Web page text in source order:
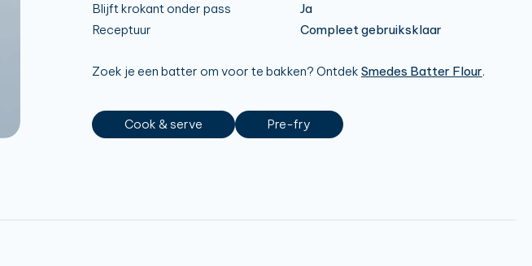
Blijft krokant onder pass
Ja
Receptuur
Compleet gebruiksklaar
Zoek je een batter om voor te bakken? Ontdek Smedes Batter Flour.
Cook & serve Pre-fry